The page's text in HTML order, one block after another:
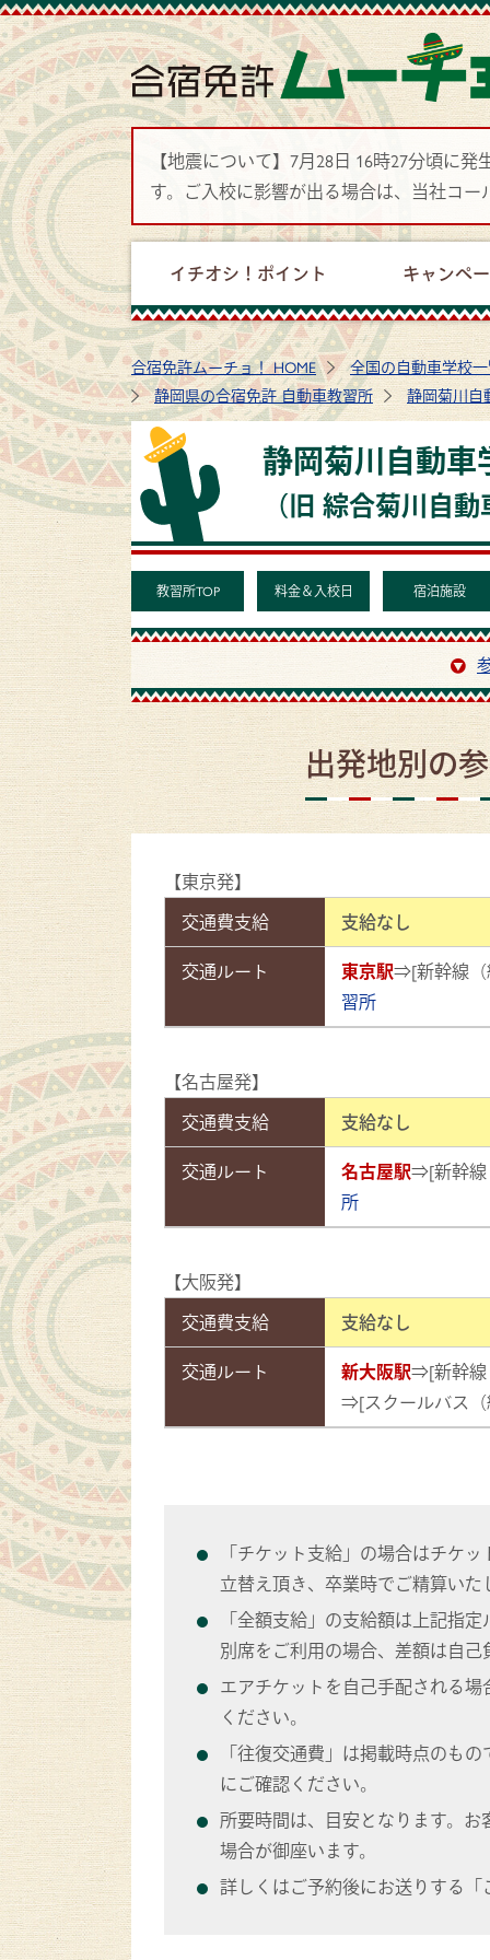
【地震について】7月28日 16時27分頃に
す。ご入校に影響が出る場合は、当社コ
イチオシ！ポイント キャンペ
合宿免許ムーチョ！ HOME
全国の自動車学校
静岡県の合宿免許 自動車教習所
静岡菊川自
静岡菊川自動車
（旧 綜合菊川自
教習所TOP 料金＆入校日 宿泊施設
出発地別の
【東京発】
交通費支給
支給なし
交通ルート
東京駅⇒[新幹線
習所
【名古屋発】
交通費支給
支給なし
交通ルート
名古屋駅⇒[新幹
所
【大阪発】
交通費支給
支給なし
交通ルート
新大阪駅⇒[新幹線
⇒[スクールバス
「チケット支給」の場合はチケ
立替え頂き、卒業時でご精算いた
「全額支給」の支給額は上記指
別席をご利用の場合、差額は自己
エアチケットを自己手配される
ください。
「往復交通費」は掲載時点のも
にご確認ください。
所要時間は、目安となります。
場合が御座います。
詳しくはご予約後にお送りする